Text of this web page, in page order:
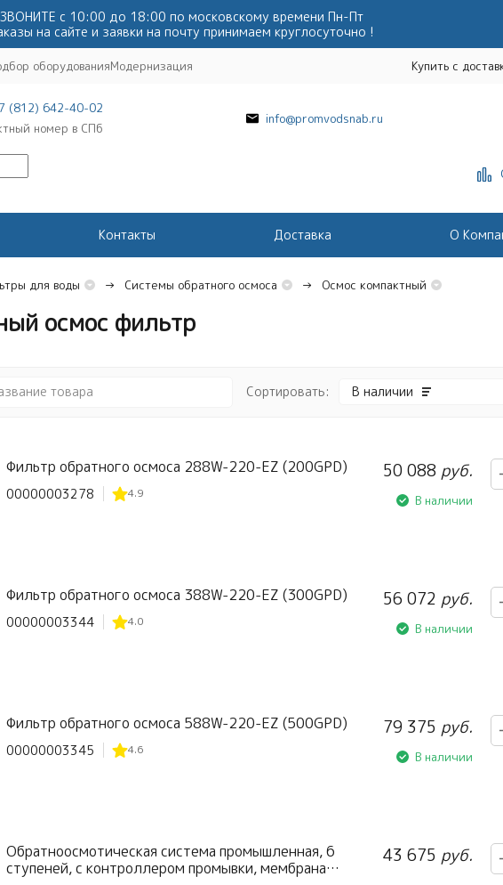
ЗВОНИТЕ с 10:00 до 18:00 по московскому времени Пн-Пт
на сайте и заявки на почту принимаем круглосуточно !
оборудованияМодернизация Купить с
(812) 642-40-02
номер в СПб
info@promvodsnab.ru
Контакты Доставка О
для воды Системы обратного осмоса Осмос компактный
осмос фильтр
Сортировать: В наличии
Фильтр обратного осмоса 288W-220-EZ (200GPD)
00000003278 4.9
50 088 руб.
В наличии
Фильтр обратного осмоса 388W-220-EZ (300GPD)
00000003344 4.0
56 072 руб.
В наличии
Фильтр обратного осмоса 588W-220-EZ (500GPD)
00000003345 4.6
79 375 руб.
В наличии
Обратноосмотическая система промышленная, 6
ступеней, с контроллером промывки, мембрана
43 675 руб.